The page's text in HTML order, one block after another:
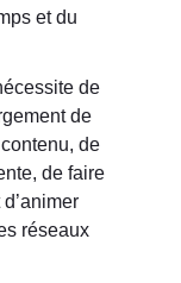
et du
de
de
de
de faire
réseaux